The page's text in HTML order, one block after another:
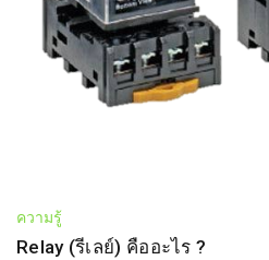
ความรู้
Relay (รีเลย์) คืออะไร ?